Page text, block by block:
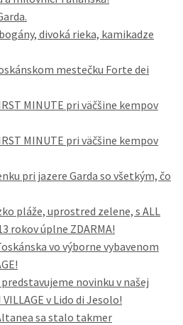
divoká rieka, kamikadze
mestečku Forte dei
MINUTE pri väčšine kempov
MINUTE pri väčšine kempov
pri jazere Garda so všetkým, čo
pláže, uprostred zelene, s ALL
rokov úplne ZDARMA!
vo výborne vybavenom
novinku v našej
v Lido di Jesolo!
sa stalo takmer